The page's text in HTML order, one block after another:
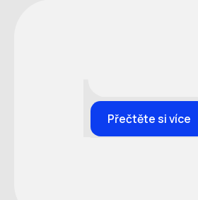
Přečtěte si více